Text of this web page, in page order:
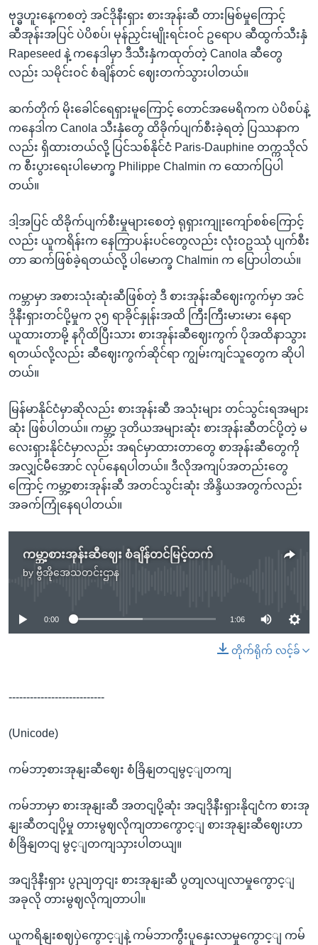
ဗုဒ္ဓဟူးနေ့ကစတဲ့ အင်ဒိုနီးရှား စားအုန်းဆီ တားမြစ်မှုကြောင့်
ဆီအုန်းအပြင် ပဲပိစပ်၊ မုန်ညှင်းမျိုးရင်းဝင် ဥရောပ ဆီထွက်သီးနှံ
Rapeseed နဲ့ ကနေဒါမှာ ဒီသီးနှံကထုတ်တဲ့ Canola ဆီတွေ
လည်း သမိုင်းဝင် စံချိန်တင် ဈေးတက်သွားပါတယ်။
ဆက်တိုက် မိုးခေါင်ရေရှားမူကြောင့် တောင်အမေရိကက ပဲပိစပ်နဲ့
ကနေဒါက Canola သီးနှံတွေ ထိခိုက်ပျက်စီးခဲ့ရတဲ့ ပြဿနာက
လည်း ရှိထားတယ်လို့ ပြင်သစ်နိုင်ငံ Paris-Dauphine တက္ကသိုလ်
က စီးပွားရေးပါမောက္ခ Philippe Chalmin က ထောက်ပြပါ
တယ်။
ဒါ့အပြင် ထိခိုက်ပျက်စီးမှုများစေတဲ့ ရုရှားကျုးကျော်စစ်ကြောင့်
လည်း ယူကရိန်းက နေကြာပန်းပင်တွေလည်း လုံးဝဥဿုံ ပျက်စီး
တာ ဆက်ဖြစ်ခဲ့ရတယ်လို့ ပါမောက္ခ Chalmin က ပြောပါတယ်။
ကမ္ဘာမှာ အစားသုံးဆုံးဆီဖြစ်တဲ့ ဒီ စားအုန်းဆီဈေးကွက်မှာ အင်
ဒိုနီးရှားတင်ပို့မှုက ၃၅ ရာခိုင်နှုန်းအထိ ကြီးကြီးမားမား နေရာ
ယူထားတာမို့ နဂိုထိပြီးသား စားအုန်းဆီဈေးကွက် ပိုအထိနာသွား
ရတယ်လို့လည်း ဆီဈေးကွက်ဆိုင်ရာ ကျွမ်းကျင်သူတွေက ဆိုပါ
တယ်။
မြန်မာနိုင်ငံမှာဆိုလည်း စားအုန်းဆီ အသုံးများ တင်သွင်းရအများ
ဆုံး ဖြစ်ပါတယ်။ ကမ္ဘာ့ ဒုတိယအများဆုံး စားအုန်းဆီတင်ပို့တဲ့ မ
လေးရှားနိုင်ငံမှာလည်း အရင်မှာထားတာတွေ စာအုန်းဆီတွေကို
အလျှင်မီအောင် လုပ်နေရပါတယ်။ ဒီလိုအကျပ်အတည်းတွေ
ကြောင့် ကမ္ဘာ့စားအုန်းဆီ အတင်သွင်းဆုံး အိန္ဒိယအတွက်လည်း
အခက်ကြုံနေရပါတယ်။
ကမ္ဘာ့စားအုန်းဆီဈေး စံချိန်တင်မြင့်တက်
by ဗွီအိုအေသတင်းဌာန
No media source currently available
0:00 1:06
တိုက်ရိုက် လင့်ခ်
---------------------------
(Unicode)
ကမ်ဘာ့စားအုနျးဆီဈေး စံခြိနျတငျမွင့ျတကျ
ကမ်ဘာမှာ စားအုနျးဆီ အတငျပို့ဆုံး အငျဒိုနီးရှားနိုငျငံက စားအု
နျးဆီတငျပို့မှု တားမွဈလိုကျတာကွောင့ျ စားအုနျးဆီဈေးဟာ
စံခြိနျတငျ မွင့ျတကျသှားပါတယျ။
အငျဒိုနီးရှား ပွညျတှငျး စားအုနျးဆီ ပွတျလပျလာမှုကွောင့ျ
အခုလို တားမွဈလိုကျတာပါ။
ယူကရိနျးစဈပှဲကွောင့ျနဲ့ ကမ်ဘာကွီးပူနှေးလာမှုကွောင့ျ ကမ်